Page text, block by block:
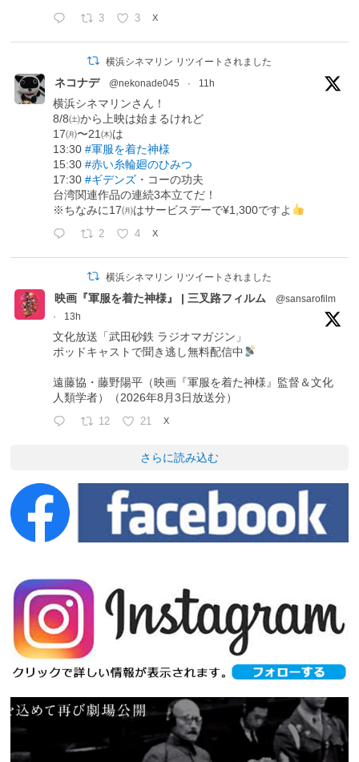
3 3 X
横浜シネマリン リツイートされました
ネコナデ @nekonade045 · 11h
横浜シネマリンさん！
8/8㈯から上映は始まるけれど
17㈪〜21㈭は
13:30#軍服を着た神様
15:30#赤い糸輪廻のひみつ
17:30#ギデンズ ・コーの功夫
台湾関連作品の連続3本立てだ！
※ちなみに17㈪はサービスデーで¥1,300ですよ
2 4 X
横浜シネマリン リツイートされました
映画『軍服を着た神様』 | 三叉路フィルム
@sansarofilm
·
13h
文化放送「武田砂鉄 ラジオマガジン」
ポッドキャストで聞き逃し無料配信中
遠藤協・藤野陽平（映画『軍服を着た神様』監督＆文化
人類学者）（2026年8月3日放送分）
12 21 X
さらに読み込む